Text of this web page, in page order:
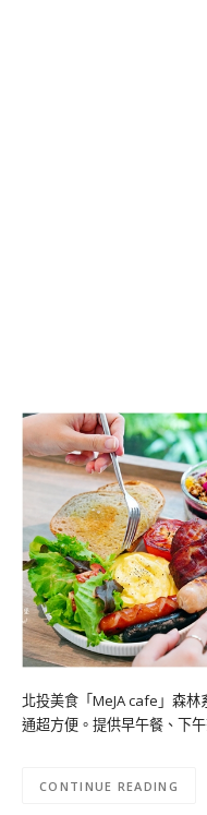
北投美食「MeJA cafe」森
通超方便。提供早午餐、下
CONTINUE READING